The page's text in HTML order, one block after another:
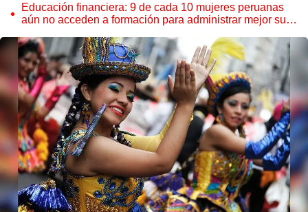
Educación financiera: 9 de cada 10 mujeres peruanas
aún no acceden a formación para administrar mejor su